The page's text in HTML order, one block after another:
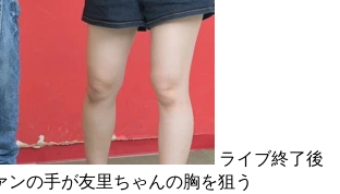
ライブ終了後
ンの手が友里ちゃんの胸を狙う